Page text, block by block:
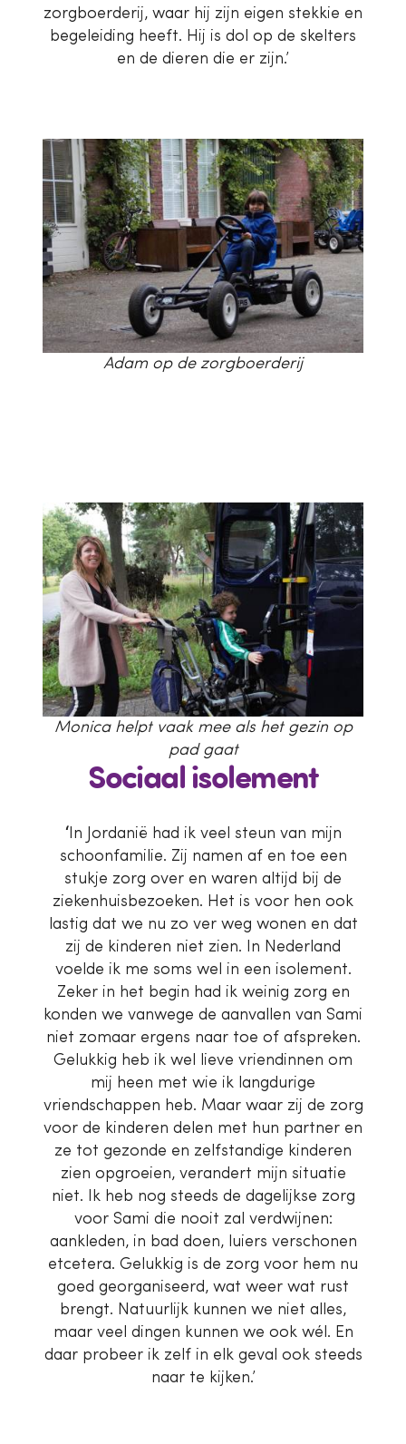
zorgboerderij, waar hij zijn eigen stekkie en
begeleiding heeft. Hij is dol op de skelters
en de dieren die er zijn.’
Adam op de zorgboerderij
Monica helpt vaak mee als het gezin op
pad gaat
Sociaal isolement
‘In Jordanië had ik veel steun van mijn
schoonfamilie. Zij namen af en toe een
stukje zorg over en waren altijd bij de
ziekenhuisbezoeken. Het is voor hen ook
lastig dat we nu zo ver weg wonen en dat
zij de kinderen niet zien. In Nederland
voelde ik me soms wel in een isolement.
Zeker in het begin had ik weinig zorg en
konden we vanwege de aanvallen van Sami
niet zomaar ergens naar toe of afspreken.
Gelukkig heb ik wel lieve vriendinnen om
mij heen met wie ik langdurige
vriendschappen heb. Maar waar zij de zorg
voor de kinderen delen met hun partner en
ze tot gezonde en zelfstandige kinderen
zien opgroeien, verandert mijn situatie
niet. Ik heb nog steeds de dagelijkse zorg
voor Sami die nooit zal verdwijnen:
aankleden, in bad doen, luiers verschonen
etcetera. Gelukkig is de zorg voor hem nu
goed georganiseerd, wat weer wat rust
brengt. Natuurlijk kunnen we niet alles,
maar veel dingen kunnen we ook wél. En
daar probeer ik zelf in elk geval ook steeds
naar te kijken.’